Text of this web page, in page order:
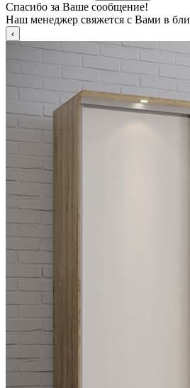
Спасибо за Ваше сообщение!
Наш менеджер свяжется с Вами в